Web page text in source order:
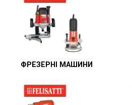
ФРЕЗЕРНІ МАШИНИ